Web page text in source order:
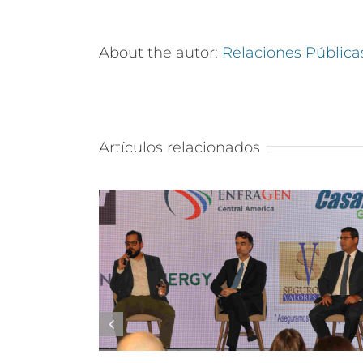
About the autor: Relaciones
Artículos relacionados